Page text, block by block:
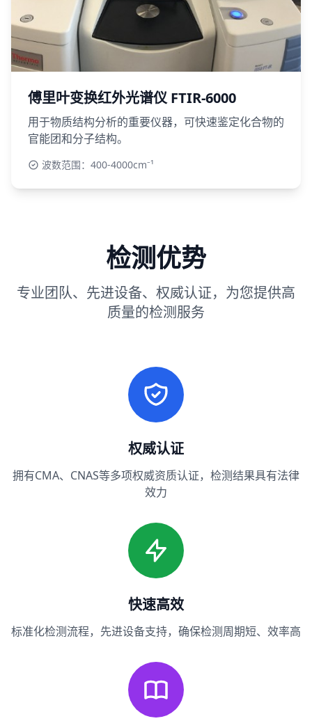
傅里叶变换红外光谱仪 FTIR-6000
用于物质结构分析的重要仪器，可快速鉴定化合物的
官能团和分子结构。
波数范围：400-4000cm⁻¹
检测优势
专业团队、先进设备、权威认证，为您提供高
质量的检测服务
权威认证
拥有CMA、CNAS等多项权威资质认证，检测结果具有法律
效力
快速高效
标准化检测流程，先进设备支持，确保检测周期短、效率高